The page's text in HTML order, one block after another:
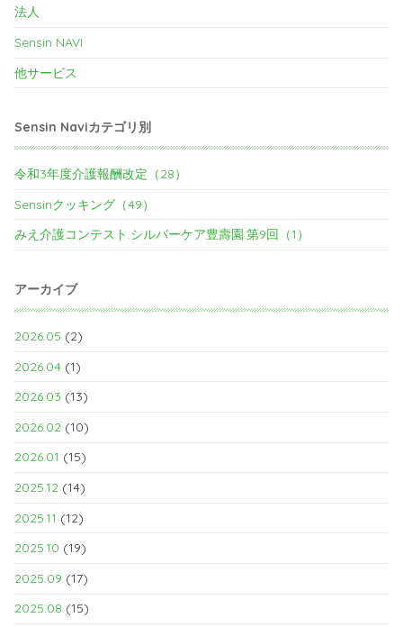
法人
Sensin NAVI
他サービス
Sensin Naviカテゴリ別
令和3年度介護報酬改定（28）
Sensinクッキング（49）
みえ介護コンテスト.シルバーケア豊壽園.第9回（1）
アーカイブ
2026.05 (2)
2026.04 (1)
2026.03 (13)
2026.02 (10)
2026.01 (15)
2025.12 (14)
2025.11 (12)
2025.10 (19)
2025.09 (17)
2025.08 (15)